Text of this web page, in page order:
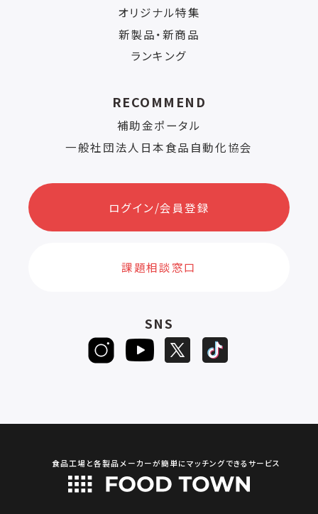
オリジナル特集
新製品・新商品
ランキング
RECOMMEND
補助金ポータル
一般社団法人日本食品自動化協会
ログイン/会員登録
課題相談窓口
SNS
食品工場と各製品メーカーが簡単にマッチングできるサービス